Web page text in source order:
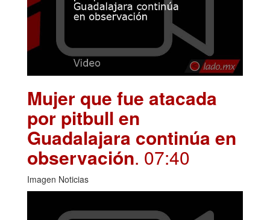
Mujer que fue atacada
por pitbull en
Guadalajara continúa en
observación. 07:40
Imagen Noticias